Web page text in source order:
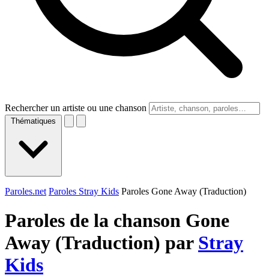
Rechercher un artiste ou une chanson
Thématiques
Paroles.net Paroles Stray Kids Paroles Gone Away (Traduction)
Paroles de la chanson Gone
Away (Traduction) par Stray
Kids